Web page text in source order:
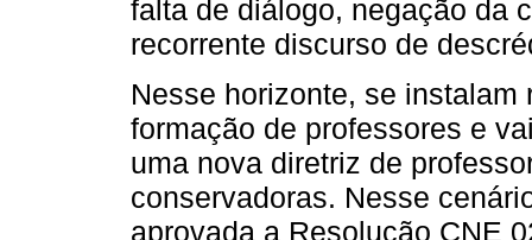
falta de diálogo, negação da
recorrente discurso de
Nesse horizonte, se
formação de professores e
uma nova diretriz de
conservadoras. Nesse
aprovada a Resolução CNE